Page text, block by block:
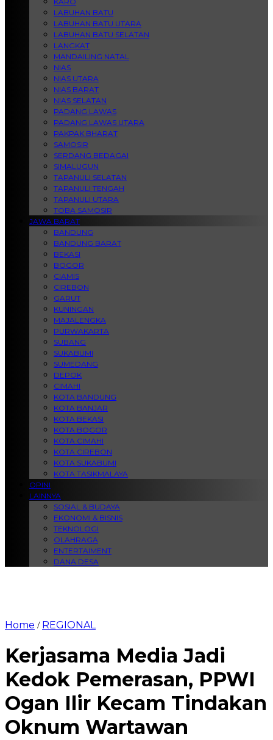
LABUHAN BATU
LABUHAN BATU UTARA
LABUHAN BATU SELATAN
LANGKAT
MANDAILING NATAL
NIAS
NIAS UTARA
NIAS BARAT
NIAS SELATAN
PADANG LAWAS
PADANG LAWAS UTARA
PAKPAK BHARAT
SAMOSIR
SERDANG BEDAGAI
SIMALUGUN
TAPANULI SELATAN
TAPANULI TENGAH
TAPANULI UTARA
TOBA SAMOSIR
JAWA BARAT
BANDUNG
BANDUNG BARAT
BEKASI
BOGOR
CIAMIS
CIREBON
GARUT
KUNINGAN
MAJALENGKA
PURWAKARTA
SUBANG
SUKABUMI
SUMEDANG
DEPOK
CIMAHI
KOTA BANDUNG
KOTA BANJAR
KOTA BEKASI
KOTA BOGOR
KOTA CIMAHI
KOTA CIREBON
KOTA SUKABUMI
KOTA TASIKMALAYA
OPINI
LAINNYA
SOSIAL & BUDAYA
EKONOMI & BISNIS
TEKNOLOGI
OLAHRAGA
ENTERTAIMENT
DANA DESA
Home / REGIONAL
Kerjasama Media Jadi
Kedok Pemerasan, PPWI
Ogan Ilir Kecam Tindakan
Oknum Wartawan